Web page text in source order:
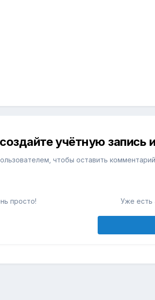
учётную запись
чтобы оставить комментарий
просто! Уже есть